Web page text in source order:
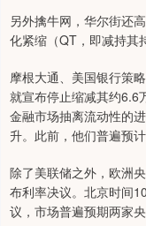
另外擒牛网，华尔街还
化紧缩（QT，即减持其
摩根大通、美国银行策
就宣布停止缩减其约6.6
金融市场抽离流动性的
升。此前，他们普遍预
除了美联储之外，欧洲
布利率决议。北京时间
议，市场普遍预期两家